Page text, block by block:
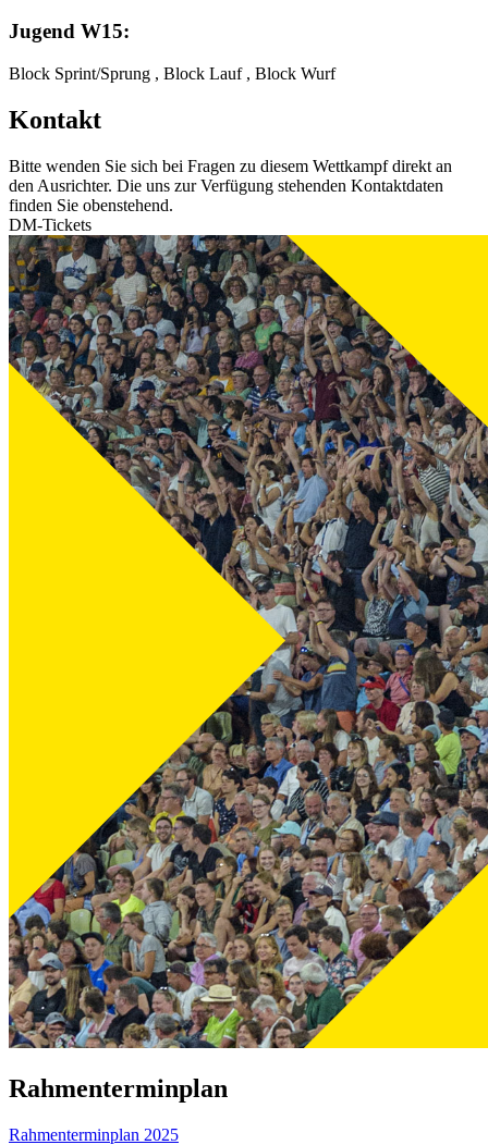
Jugend W15:
Block Sprint/Sprung , Block Lauf , Block Wurf
Kontakt
Bitte wenden Sie sich bei Fragen zu diesem Wettkampf direkt an
den Ausrichter. Die uns zur Verfügung stehenden Kontaktdaten
finden Sie obenstehend.
DM-Tickets
Rahmenterminplan
Rahmenterminplan 2025